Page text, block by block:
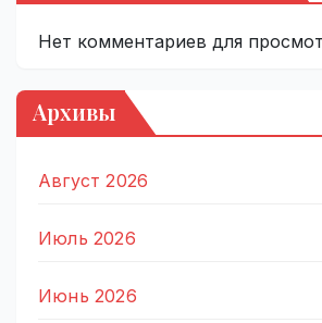
Нет комментариев для
Архивы
Август 2026
Июль 2026
Июнь 2026